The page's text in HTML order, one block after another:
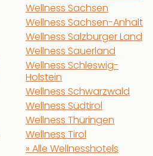
Wellness Sachsen
Wellness Sachsen-Anhalt
Wellness Salzburger Land
Wellness Sauerland
Wellness Schleswig-
Holstein
Wellness Schwarzwald
Wellness Südtirol
Wellness Thüringen
Wellness Tirol
» Alle Wellnesshotels